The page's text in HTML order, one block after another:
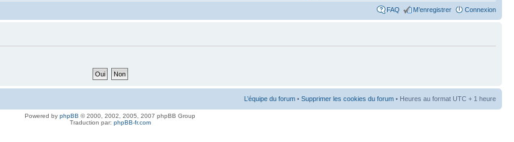
FAQ M’enregistrer Connexion
L’équipe du forum • Supprimer les cookies du forum • Heures au format UTC + 1 heure
Powered by phpBB © 2000, 2002, 2005, 2007 phpBB Group
Traduction par: phpBB-fr.com